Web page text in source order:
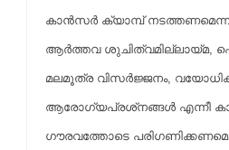
കാന്‍സര്‍ ക്യാമ്പ്
ആര്‍ത്തവ ശുചിത്വമില്ലായ്മ,
മലമൂത്ര വിസര്‍ജ്ജനം,
ആരോഗ്യപ്രശ്‌നങ്ങള്‍ എന്നീ
ഗൗരവത്തോടെ